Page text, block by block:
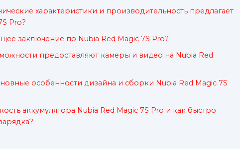
характеристики и производительность предлагает
Pro?
заключение по Nubia Red Magic 7S Pro?
предоставляют камеры и видео на Nubia Red
особенности дизайна и сборки Nubia Red Magic 7S
аккумулятора Nubia Red Magic 7S Pro и как быстро